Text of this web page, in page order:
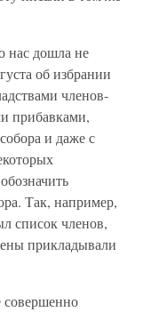
нас дошла не
об избрании
членов-
прибавками,
и даже с
Так, например,
список членов,
прикладывали
совершенно